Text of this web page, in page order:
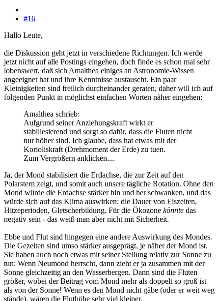
#16
Hallo Leute,
die Diskussion geht jetzt in verschiedene Richtungen. Ich werde
jetzt nicht auf alle Postings eingehen, doch finde es schon mal sehr
lobenswert, daß sich Amalthea einiges an Astronomie-Wissen
angeeignet hat und ihre Kenntnisse austauscht. Ein paar
Kleinigkeiten sind freilich durcheinander geraten, daher will ich auf
folgenden Punkt in möglichst einfachen Worten näher eingehen:
Amalthea schrieb:
Aufgrund seiner Anziehungskraft wirkt er
stabiliesierend und sorgt so dafür, dass die Fluten nicht
nur höher sind. Ich glaube, dass hat etwas mit der
Korioliskraft (Drehmoment der Erde) zu tuen.
Zum Vergrößern anklicken....
Ja, der Mond stabilisiert die Erdachse, die zur Zeit auf den
Polarstern zeigt, und somit auch unsere tägliche Rotation. Ohne den
Mond würde die Erdachse stärker hin und her schwanken, und das
würde sich auf das Klima auswirken: die Dauer von Eiszeiten,
Hitzeperioden, Gletscherbildung. Für die Ökozone könnte das
negativ sein - das weiß man aber nicht mit Sicherheit.
Ebbe und Flut sind hingegen eine andere Auswirkung des Mondes.
Die Gezeiten sind umso stärker ausgeprägt, je näher der Mond ist.
Sie haben auch noch etwas mit seiner Stellung relativ zur Sonne zu
tun: Wenn Neumond herrscht, dann zieht er ja zusammen mit der
Sonne gleichzeitig an den Wasserbergen. Dann sind die Fluten
größer, wobei der Beitrag vom Mond mehr als doppelt so groß ist
als von der Sonne! Wenn es den Mond nicht gäbe (oder er weit weg
stände), wären die Fluthöhe sehr viel kleiner.